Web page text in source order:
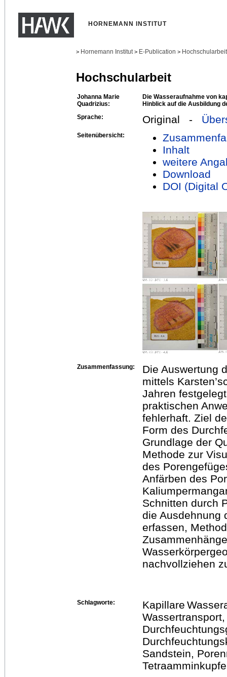
HORNEMANN INSTITUT
> Hornemann Institut > E-Publication >
Hochschularbeit
Johanna Marie
Quadrizius:
Die Wasseraufnahme von
Hinblick auf die Ausbildung
Sprache:
Original -
Seitenübersicht:
Inhalt
weitere
Download
DOI (Digital
Zusammenfassung:
Die Auswertung
mittels
Jahren
praktischen
fehlerhaft. Ziel
Form des
Grundlage der
Methode zur
des
Anfärben des
Schnitten durch
die Ausdehnung
erfassen,
nachvollziehen
Schlagworte:
Kapillare
Sandstein,